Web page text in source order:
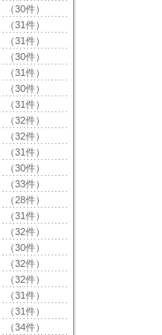
（30件）
（31件）
（31件）
（30件）
（31件）
（30件）
（31件）
（32件）
（32件）
（31件）
（30件）
（33件）
（28件）
（31件）
（32件）
（30件）
（32件）
（32件）
（31件）
（31件）
（34件）